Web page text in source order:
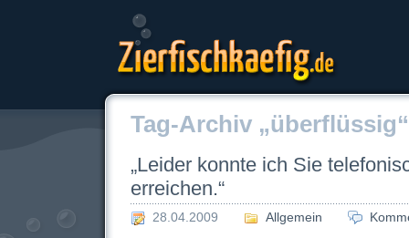
Zierfischkaefig.de
Tag-Archiv „überflüssig“
„Leider konnte ich Sie
erreichen.“
28.04.2009 Allgemein